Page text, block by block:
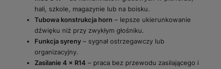
hali, szkole, magazynie lub na boisku.
Tubowa konstrukcja horn – lepsze ukierunkowanie
dźwięku niż przy zwykłym głośniku.
Funkcja syreny – sygnał ostrzegawczy lub
organizacyjny.
Zasilanie 4 × R14 – praca bez przewodu zasilającego i